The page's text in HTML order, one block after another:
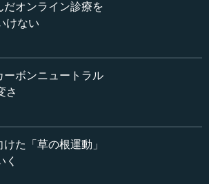
うか。
のないところです。特に感じるの
産業界のなかで、「辛口」も含めて常
れた人だという点です。私も、大学時
発言することを続けています。
ちゃんと明らかにしなくてはいけな
したが、そういうことが今回は非常に
ば、「なぜ日本だけがPCR（検査）を
行えないのか」、また「それにもかか
オンライン診療を
けない
ーボンニュートラル
さ
た「草の根運動」
く